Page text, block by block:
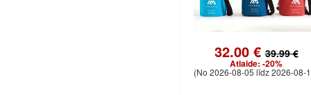
32.00 €39.99 €
Atlaide: -20%
(No 2026-08-05 līdz 2026-08-